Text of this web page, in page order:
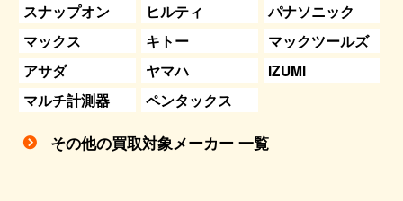
スナップオン
ヒルティ
パナソニック
マックス
キトー
マックツールズ
アサダ
ヤマハ
IZUMI
マルチ計測器
ペンタックス
その他の買取対象メーカー 一覧